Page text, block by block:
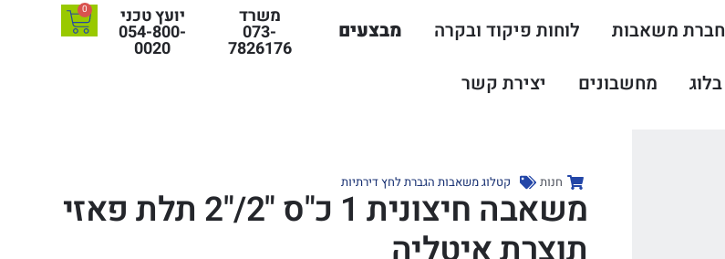
חברת משאבות לוחות פיקוד ובקרה
מבצעים
בלוג מחשבונים יצירת קשר
משרד
073-
7826176
יועץ טכני
054-800-
0020
0
חנות קטלוג משאבות הגברת לחץ דירתיות
משאבה חיצונית 1 כ"ס "2/"2 תלת פאזי